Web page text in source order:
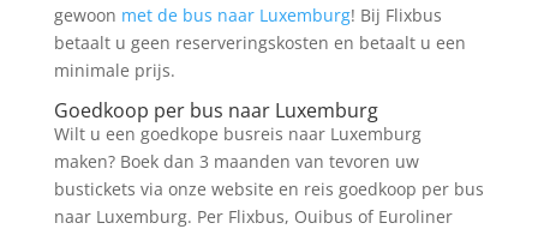
gewoon met de bus naar Luxemburg! Bij Flixbus
betaalt u geen reserveringskosten en betaalt u een
minimale prijs.
Goedkoop per bus naar Luxemburg
Wilt u een goedkope busreis naar Luxemburg
maken? Boek dan 3 maanden van tevoren uw
bustickets via onze website en reis goedkoop per bus
naar Luxemburg. Per Flixbus, Ouibus of Euroliner